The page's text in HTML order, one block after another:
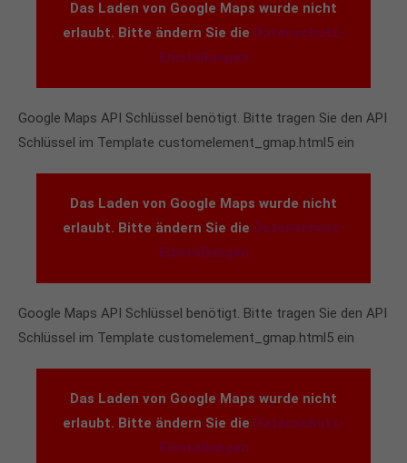
info@yourdomain.com
Lorem ipsum dolor sit amet, consectetuer
adipiscing elit.
Aenean commodo ligula eget dolor. Aenean massa.
quam felis, ultricies nec.
Das Laden von Google Maps wurde nicht
erlaubt. Bitte ändern Sie die Datenschutz-
Einstellungen
Google Maps API Schlüssel benötigt. Bitte tragen Sie den API
Schlüssel im Template customelement_gmap.html5 ein
Das Laden von Google Maps wurde nicht
erlaubt. Bitte ändern Sie die Datenschutz-
Einstellungen
Google Maps API Schlüssel benötigt. Bitte tragen Sie den API
Schlüssel im Template customelement_gmap.html5 ein
Das Laden von Google Maps wurde nicht
erlaubt. Bitte ändern Sie die Datenschutz-
Einstellungen